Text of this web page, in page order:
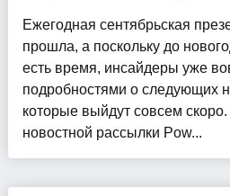
Ежегодная сентябрьская
прошла, а поскольку до
есть время, инсайдеры уже
подробностями о следующих
которые выйдут совсем
новостной рассылки Pow...